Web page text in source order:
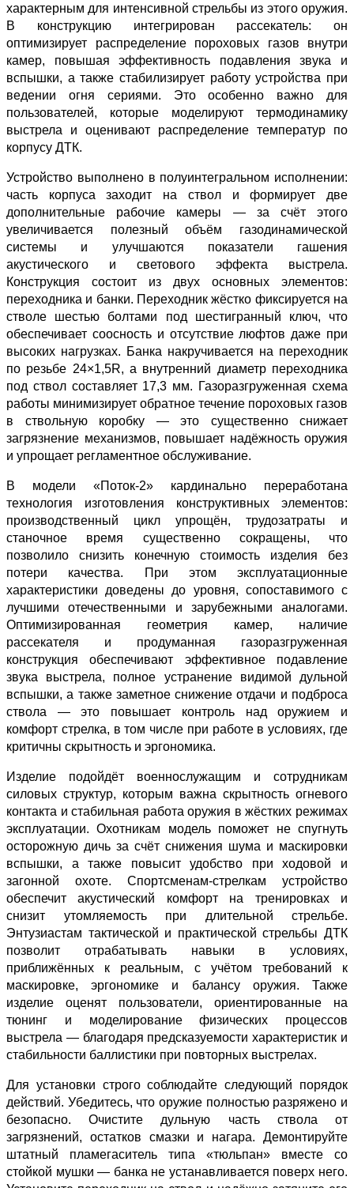
характерным для интенсивной стрельбы из этого оружия.
В конструкцию интегрирован рассекатель: он
оптимизирует распределение пороховых газов внутри
камер, повышая эффективность подавления звука и
вспышки, а также стабилизирует работу устройства при
ведении огня сериями. Это особенно важно для
пользователей, которые моделируют термодинамику
выстрела и оценивают распределение температур по
корпусу ДТК.
Устройство выполнено в полуинтегральном исполнении:
часть корпуса заходит на ствол и формирует две
дополнительные рабочие камеры — за счёт этого
увеличивается полезный объём газодинамической
системы и улучшаются показатели гашения
акустического и светового эффекта выстрела.
Конструкция состоит из двух основных элементов:
переходника и банки. Переходник жёстко фиксируется на
стволе шестью болтами под шестигранный ключ, что
обеспечивает соосность и отсутствие люфтов даже при
высоких нагрузках. Банка накручивается на переходник
по резьбе 24×1,5R, а внутренний диаметр переходника
под ствол составляет 17,3 мм. Газоразгруженная схема
работы минимизирует обратное течение пороховых газов
в ствольную коробку — это существенно снижает
загрязнение механизмов, повышает надёжность оружия
и упрощает регламентное обслуживание.
В модели «Поток‑2» кардинально переработана
технология изготовления конструктивных элементов:
производственный цикл упрощён, трудозатраты и
станочное время существенно сокращены, что
позволило снизить конечную стоимость изделия без
потери качества. При этом эксплуатационные
характеристики доведены до уровня, сопоставимого с
лучшими отечественными и зарубежными аналогами.
Оптимизированная геометрия камер, наличие
рассекателя и продуманная газоразгруженная
конструкция обеспечивают эффективное подавление
звука выстрела, полное устранение видимой дульной
вспышки, а также заметное снижение отдачи и подброса
ствола — это повышает контроль над оружием и
комфорт стрелка, в том числе при работе в условиях, где
критичны скрытность и эргономика.
Изделие подойдёт военнослужащим и сотрудникам
силовых структур, которым важна скрытность огневого
контакта и стабильная работа оружия в жёстких режимах
эксплуатации. Охотникам модель поможет не спугнуть
осторожную дичь за счёт снижения шума и маскировки
вспышки, а также повысит удобство при ходовой и
загонной охоте. Спортсменам‑стрелкам устройство
обеспечит акустический комфорт на тренировках и
снизит утомляемость при длительной стрельбе.
Энтузиастам тактической и практической стрельбы ДТК
позволит отрабатывать навыки в условиях,
приближённых к реальным, с учётом требований к
маскировке, эргономике и балансу оружия. Также
изделие оценят пользователи, ориентированные на
тюнинг и моделирование физических процессов
выстрела — благодаря предсказуемости характеристик и
стабильности баллистики при повторных выстрелах.
Для установки строго соблюдайте следующий порядок
действий. Убедитесь, что оружие полностью разряжено и
безопасно. Очистите дульную часть ствола от
загрязнений, остатков смазки и нагара. Демонтируйте
штатный пламегаситель типа «тюльпан» вместе со
стойкой мушки — банка не устанавливается поверх него.